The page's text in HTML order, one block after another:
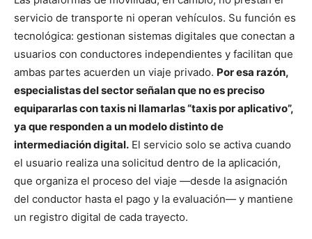
servicio de transporte ni operan vehículos. Su función es
tecnológica: gestionan sistemas digitales que conectan a
usuarios con conductores independientes y facilitan que
ambas partes acuerden un viaje privado. Por esa razón,
especialistas del sector señalan que no es preciso
equipararlas con taxis ni llamarlas “taxis por aplicativo”,
ya que responden a un modelo distinto de
intermediación digital. El servicio solo se activa cuando
el usuario realiza una solicitud dentro de la aplicación,
que organiza el proceso del viaje —desde la asignación
del conductor hasta el pago y la evaluación— y mantiene
un registro digital de cada trayecto.